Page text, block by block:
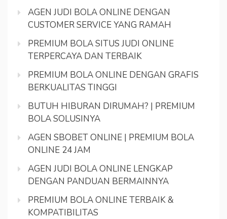
AGEN JUDI BOLA ONLINE DENGAN
CUSTOMER SERVICE YANG RAMAH
PREMIUM BOLA SITUS JUDI ONLINE
TERPERCAYA DAN TERBAIK
PREMIUM BOLA ONLINE DENGAN GRAFIS
BERKUALITAS TINGGI
BUTUH HIBURAN DIRUMAH? | PREMIUM
BOLA SOLUSINYA
AGEN SBOBET ONLINE | PREMIUM BOLA
ONLINE 24 JAM
AGEN JUDI BOLA ONLINE LENGKAP
DENGAN PANDUAN BERMAINNYA
PREMIUM BOLA ONLINE TERBAIK &
KOMPATIBILITAS